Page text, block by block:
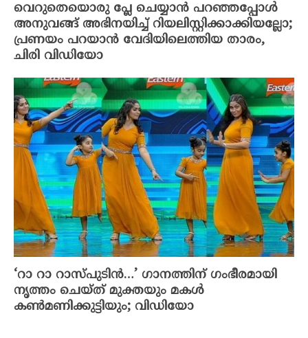
വെറുതെയൊരു പ്ലേ ചെയ്യാൻ പറഞ്ഞപ്പോൾ
അനുവങ്ങ് അഭിനയിച്ച് റിയലിസ്റ്റിക്കാക്കിയല്ലോ;
പ്രണയം പറയാൻ വേദിയിലെത്തിയ താരം,
ചിരി വിഡിയോ
‘റാ റാ റാസ്പുടിൻ…’ ​ഗാനത്തിന് ഗംഭീരമായി
നൃത്തം ചെയ്ത് മുക്തയും മകൾ
കൺമണിക്കുട്ടിയും; വിഡിയോ